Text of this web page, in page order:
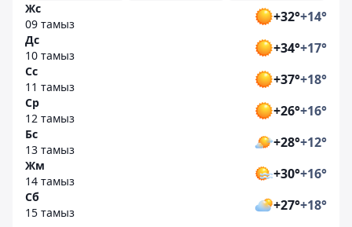
Жс
09 тамыз
+32°+14°
Дс
10 тамыз
+34°+17°
Сс
11 тамыз
+37°+18°
Ср
12 тамыз
+26°+16°
Бс
13 тамыз
+28°+12°
Жм
14 тамыз
+30°+16°
Сб
15 тамыз
+27°+18°